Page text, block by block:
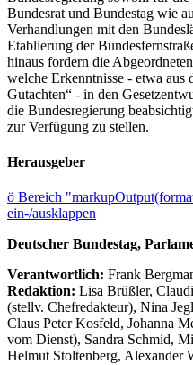
Bundesrat und Bundestag wie
Verhandlungen mit den
Etablierung der
hinaus fordern die
welche Erkenntnisse - etwa aus
Gutachten“ - in den
die Bundesregierung
zur Verfügung zu stellen.
Herausgeber
ö Bereich
ein-/ausklappen
Deutscher Bundestag,
Verantwortlich: Frank
Redaktion: Lisa Brüßler,
(stellv. Chefredakteur), Nina
Claus Peter Kosfeld, Johanna
vom Dienst), Sandra Schmid,
Helmut Stoltenberg, Alexander